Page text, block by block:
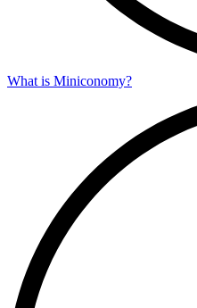
What is Miniconomy?